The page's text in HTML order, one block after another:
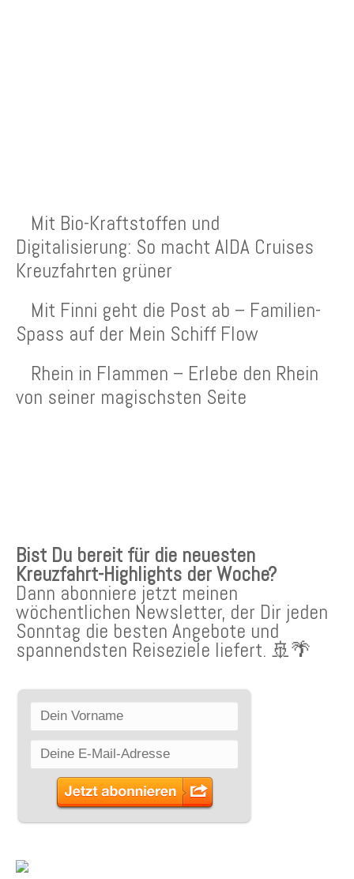
Mit Bio-Kraftstoffen und
Digitalisierung: So macht AIDA Cruises
Kreuzfahrten grüner
Mit Finni geht die Post ab – Familien-
Spass auf der Mein Schiff Flow
Rhein in Flammen – Erlebe den Rhein
von seiner magischsten Seite
Bist Du bereit für die neuesten
Kreuzfahrt-Highlights der Woche?
Dann abonniere jetzt meinen
wöchentlichen Newsletter, der Dir jeden
Sonntag die besten Angebote und
spannendsten Reiseziele liefert. 🚢🌴